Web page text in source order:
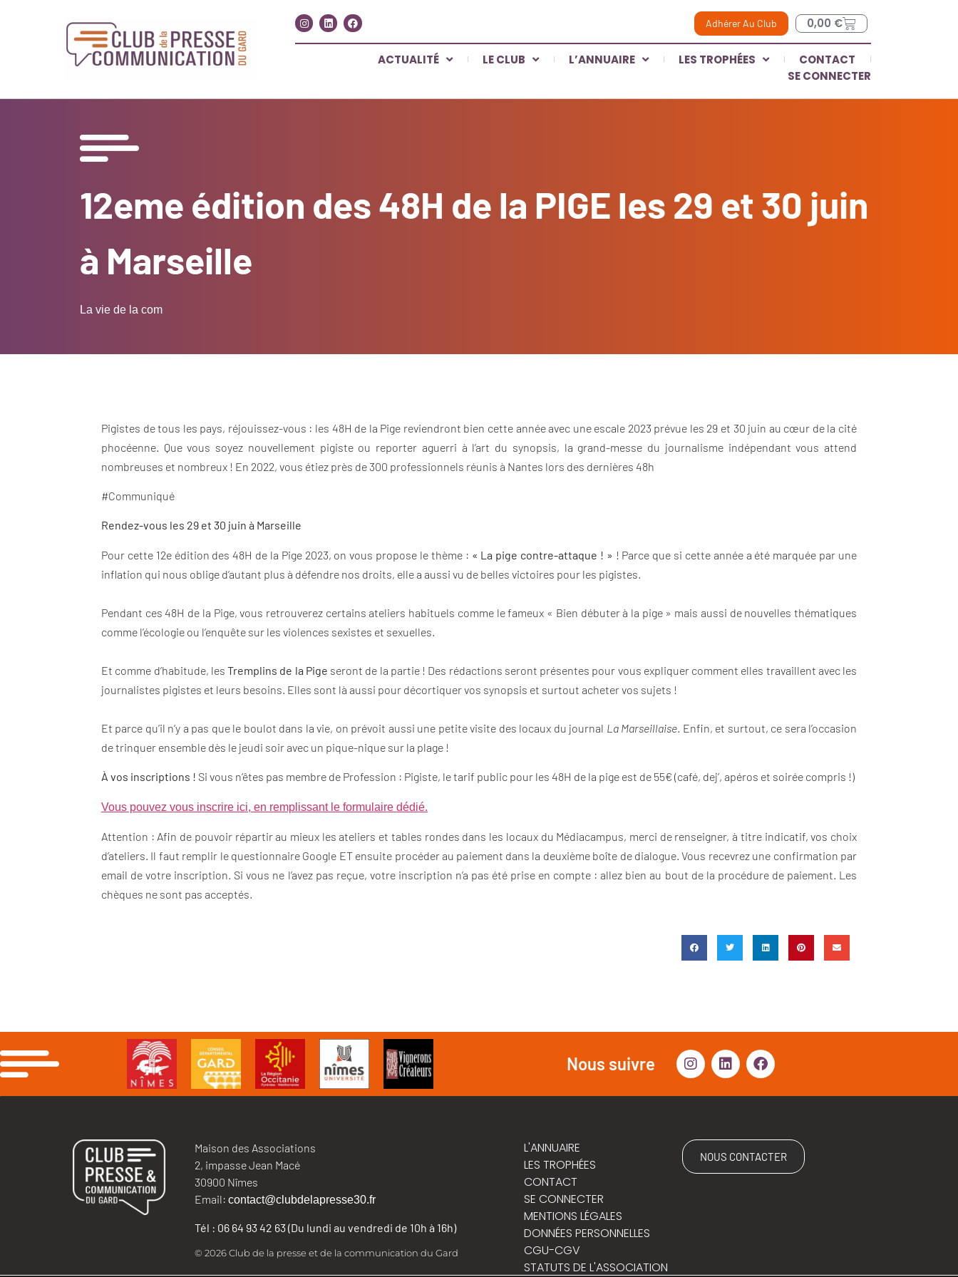
Adhérer Au Club 0,00 €
ACTUALITÉ LE CLUB L’ANNUAIRE LES TROPHÉES
CONTACT
SE CONNECTER
12eme édition des 48H de la PIGE les 29 et 30 juin
à Marseille
La vie de la com
Pigistes de tous les pays, réjouissez-vous : les 48H de la Pige reviendront bien cette année avec une escale 2023 prévue les 29 et 30 juin au cœur de la cité
phocéenne. Que vous soyez nouvellement pigiste ou reporter aguerri à l’art du synopsis, la grand-messe du journalisme indépendant vous attend
nombreuses et nombreux ! En 2022, vous étiez près de 300 professionnels réunis à Nantes lors des dernières 48h
#Communiqué
Rendez-vous les 29 et 30 juin à Marseille
Pour cette 12e édition des 48H de la Pige 2023, on vous propose le thème : « La pige contre-attaque ! » ! Parce que si cette année a été marquée par une
inflation qui nous oblige d’autant plus à défendre nos droits, elle a aussi vu de belles victoires pour les pigistes.
Pendant ces 48H de la Pige, vous retrouverez certains ateliers habituels comme le fameux « Bien débuter à la pige » mais aussi de nouvelles thématiques
comme l’écologie ou l’enquête sur les violences sexistes et sexuelles.
Et comme d’habitude, les Tremplins de la Pige seront de la partie ! Des rédactions seront présentes pour vous expliquer comment elles travaillent avec les
journalistes pigistes et leurs besoins. Elles sont là aussi pour décortiquer vos synopsis et surtout acheter vos sujets !
Et parce qu’il n’y a pas que le boulot dans la vie, on prévoit aussi une petite visite des locaux du journal La Marseillaise . Enfin, et surtout, ce sera l’occasion
de trinquer ensemble dès le jeudi soir avec un pique-nique sur la plage !
À vos inscriptions ! Si vous n’êtes pas membre de Profession : Pigiste, le tarif public pour les 48H de la pige est de 55€ (café, dej’, apéros et soirée compris !)
Vous pouvez vous inscrire ici, en remplissant le formulaire dédié.
Attention : Afin de pouvoir répartir au mieux les ateliers et tables rondes dans les locaux du Médiacampus, merci de renseigner, à titre indicatif, vos choix
d’ateliers. Il faut remplir le questionnaire Google ET ensuite procéder au paiement dans la deuxième boîte de dialogue. Vous recevrez une confirmation par
email de votre inscription. Si vous ne l’avez pas reçue, votre inscription n’a pas été prise en compte : allez bien au bout de la procédure de paiement. Les
chèques ne sont pas acceptés.
Nous suivre
Maison des Associations
2, impasse Jean Macé
30900 Nîmes
Email: contact@clubdelapresse30.fr
Tél : 06 64 93 42 63 (Du lundi au vendredi de 10h à 16h)
© 2026 Club de la presse et de la communication du Gard
L'ANNUAIRE
LES TROPHÉES
CONTACT
SE CONNECTER
MENTIONS LÉGALES
DONNÉES PERSONNELLES
CGU-CGV
STATUTS DE L'ASSOCIATION
NOUS CONTACTER